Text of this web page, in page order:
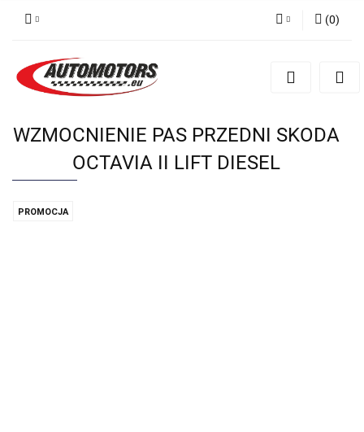
Zarejestruj się
(0)
WZMOCNIENIE PAS PRZEDNI SKODA
OCTAVIA II LIFT DIESEL
PROMOCJA